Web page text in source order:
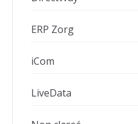
ERP Zorg
iCom
LiveData